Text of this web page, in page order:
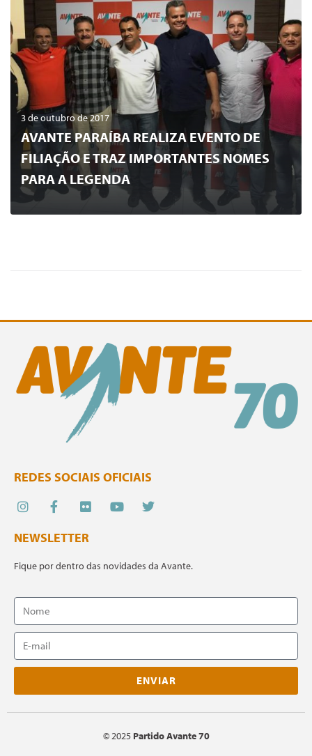
LER MAIS
3 de outubro de 2017
AVANTE PARAÍBA REALIZA EVENTO DE
FILIAÇÃO E TRAZ IMPORTANTES NOMES
PARA A LEGENDA
REDES SOCIAIS OFICIAIS
NEWSLETTER
Fique por dentro das novidades da Avante.
ENVIAR
©2025Partido Avante 70